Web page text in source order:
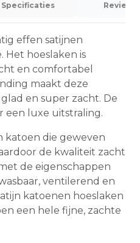
Specificaties Reviews
effen satijnen
Het hoeslaken is
en comfortabel
maakt deze
en super zacht. De
een luxe uitstraling.
katoen die geweven
de kwaliteit zacht
de eigenschappen
ventilerend en
katoenen hoeslaken
een hele fijne, zachte